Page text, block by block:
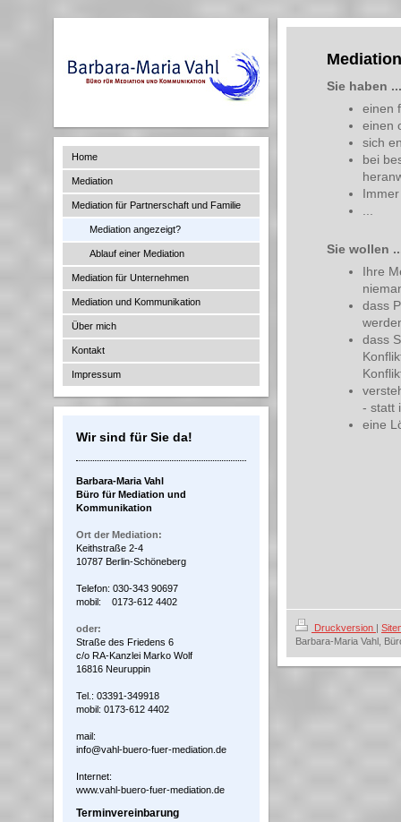
Home
Mediation
Mediation für Partnerschaft und Familie
Mediation angezeigt?
Ablauf einer Mediation
Mediation für Unternehmen
Mediation und Kommunikation
Über mich
Kontakt
Impressum
Wir sind für Sie da!
Barbara-Maria Vahl
Büro für Mediation und
Kommunikation
Ort der Mediation:
Keithstraße 2-4
10787 Berlin-Schöneberg
Telefon: 030-343 90697
mobil: 0173-612 4402
oder:
Straße des Friedens 6
c/o RA-Kanzlei Marko Wolf
16816 Neuruppin
Tel.: 03391-349918
mobil: 0173-612 4402
mail:
info@vahl-buero-fuer-mediation.de
Internet:
www.vahl-buero-fuer-mediation.de
Terminvereinbarung
Sie haben ...
einen
einen
sich
bei
Sie wollen
Ihre
dass
dass
- statt
eine
Druckversion |
Barbara-Maria Vahl,